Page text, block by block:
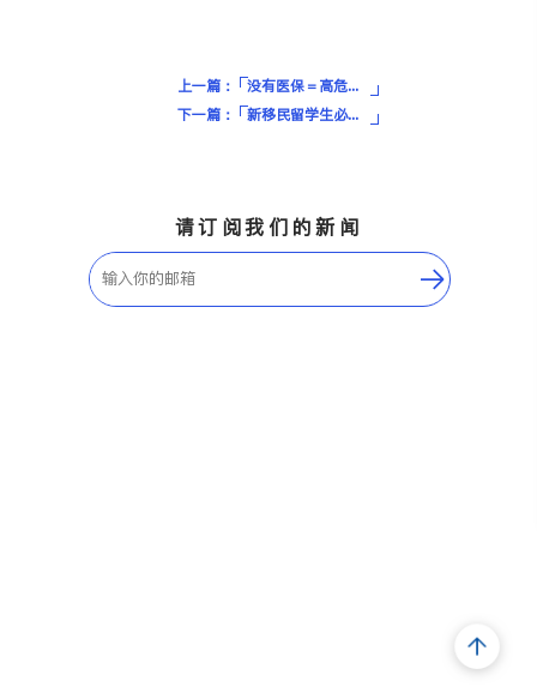
上一篇：
没有医保＝高危裸奔？美国新移民落地第一件事必须是它
下一篇：
新移民留学生必看：美国HMO医保选家庭医生全攻略
请订阅我们的新闻